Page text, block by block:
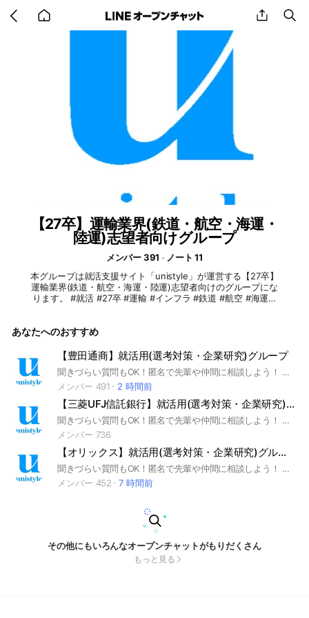
back share
【27卒】運輸業界(鉄道・航空・海運・
陸運)志望者向けグループ
メンバー 391
ノート 11
本グループは就活支援サイト「unistyle」が運営する【27卒】
運輸業界(鉄道・航空・海運・陸運)志望者向けのグループにな
ります。 #就活 #27卒 #運輸 #インフラ #鉄道 #航空 #海運 #
#業界研究 #企業研究 #自己PR #ガクチカ #学生時代頑張った
ィスカッション #グルディス #OB訪問 #企業選び #就活対策 #
就活準備 #大手企業 #中小企業 #ベンチャー企業 #日系企業 #
外資系企業 #日本通運 #日本郵政 #ヤマトHD #SGHD #日立物
流 #近鉄エクスプレス 【鉄道】#JR東日本 #JR西日本 #JR東海
#東急 #近鉄 #阪急阪神 #東武鉄道 #名古屋鉄道 #小田急電鉄 #
西日本電鉄 #西武 #京王電鉄 #東京メトロ #日本通運 #日本郵
政 #ヤマトHD #SGHD #日立物流 #近鉄エクスプレス #JR東日
本 #JR西日本 #JR東海 #東急 #近鉄 #阪急阪神 #東武鉄道 #名
古屋鉄道 #小田急電鉄 #西日本電鉄 #西武 #京王電鉄 #東京メ
トロ #日本郵船 #川崎汽船 #商船三井 #飯野海運 #NSユナイテ
ッド海運 #飯野海運 #栗林商船 #明治海運 #東日本高速道路 #
西日本高速道路 #中日本高速道路 #三菱倉庫 #住友倉庫 #三井
倉庫ホールディングス #中央倉庫 #上組 #郵船ロジスティクス
あなたへのおすすめ
【豊田通商】就活用(選考対策・企業研究)グループ
聞きづらい質問もOK！匿名で先輩や仲間に相談しよう！ 就活サイトunistyleが運営する豊田通商の就活情報(選考対策/企業研究)共有グループです。 #就活 #豊田通商 #総合商社業界 #インターンシップ #本選考 #unistyle #ユニスタイル #面接 #採用 #内定 #ES #エントリーシート #自己分析 #業界研究 #企業研究 #自己PR #ガクチカ #学生時代頑張ったこと #志何望動機 #webテスト #ウェブテスト #GD #グループディスカッション #グルディス #OB訪問 #企業選び #就活対策 #就活準備 #大手企業 #日系企業 ▼unistyleが運営する総合商社のオプチャグループ▼ 三菱商事 / 伊藤忠商事 / 三井物産 / 住友商事 / 丸紅 / 豊田通商 / 双日 ▼豊田通商の企業研究はこちらから▼ https://x.gd/g4Rvx
メンバー 491
2 時間前
【三菱UFJ信託銀行】就活用(選考対策・企業研究)グループ
聞きづらい質問もOK！匿名で先輩や仲間に相談しよう！ 就活サイトunistyleが運営する三菱UFJ信託銀行の就活情報(選考対策/企業研究)共有グループです。 #就活 #三菱UFJ信託銀行 #銀行業界 #インターンシップ #本選考 #unistyle #ユニスタイル #面接 #採用 #内定 #ES #エントリーシート #自己分析 #業界研究 #企業研究 #自己PR #ガクチカ #学生時代頑張ったこと #志何望動機 #webテスト #ウェブテスト #GD #グループディスカッション #グルディス #OB訪問 #企業選び #就活対策 #就活準備 #大手企業 #日系企業 ▼unistyleが運営する銀行のオプチャグループ▼ 三菱UFJ銀行 / 三井住友銀行 / みずほフィナンシャルグループ / りそな銀行 / ゆうちょ銀行 / あおぞら銀行 / 新生銀行 / 横浜銀行 / 千葉銀行 / 静岡銀行 / 福岡銀行 / 七十七銀行 / 常陽銀行 / 京都銀行 / イオン銀行 / セブン銀行 / 住信SBIネット銀行 / きらぼし銀行 / オリックス銀行 / PayPay銀行 / ソニー銀行 / 三菱UFJ信託銀行 / 三井住友信託銀行 / SMBC信託銀行 / みずほ信託銀行 / 野村信託銀行 ▼三菱UFJ信託銀行の企業研究はこちらから▼ https://x.gd/q2avK
メンバー 736
【オリックス】就活用(選考対策・企業研究)グループ
聞きづらい質問もOK！匿名で先輩や仲間に相談しよう！ 就活サイトunistyleが運営するオリックスの就活情報(選考対策/企業研究)共有グループです。 #就活 #オリックス #リース業界 #インターンシップ #本選考 #unistyle #ユニスタイル #面接 #採用 #内定 #ES #エントリーシート #自己分析 #業界研究 #企業研究 #自己PR #ガクチカ #学生時代頑張ったこと #志何望動機 #webテスト #ウェブテスト #GD #グループディスカッション #グルディス #OB訪問 #企業選び #就活対策 #就活準備 #大手企業 #日系企業 ▼unistyleが運営するリースのオプチャグループ▼ オリックス / 三井住友ファイナンス＆リース（SMFL) / 三菱HCキャピタル / 東京センチュリー / 芙蓉総合リース / みずほリース / NTTファイナンス / JA三井リース / NTT・TCリース / リコーリース / 日産フィナンシャルサービス / トヨタファイナンス / NECキャピタルソリューション ▼オリックスの企業研究はこちらから▼ https://x.gd/JcF0d
メンバー 452
7 時間前
その他にもいろんなオープンチャットがもりだくさん
もっと見る